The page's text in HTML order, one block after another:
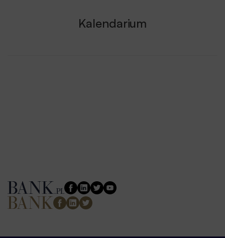
Kalendarium